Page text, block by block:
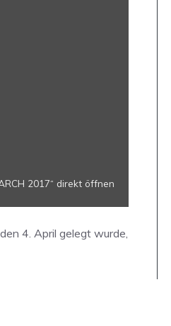
2017“ direkt öffnen
4. April gelegt wurde,